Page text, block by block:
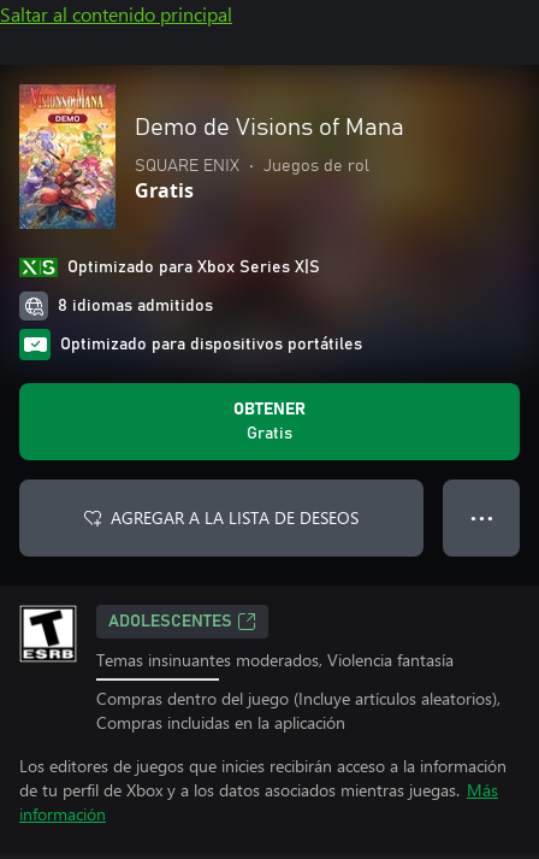
Saltar al contenido principal
Demo de Visions of Mana
SQUARE ENIX • Juegos de rol
Gratis
Optimizado para Xbox Series X|S
8 idiomas admitidos
Optimizado para dispositivos portátiles
OBTENER
Gratis
AGREGAR A LA LISTA DE DESEOS ● ● ●
ADOLESCENTES
Temas insinuantes moderados, Violencia fantasía
Compras dentro del juego (Incluye artículos aleatorios),
Compras incluidas en la aplicación
Los editores de juegos que inicies recibirán acceso a la información
de tu perfil de Xbox y a los datos asociados mientras juegas. Más
información